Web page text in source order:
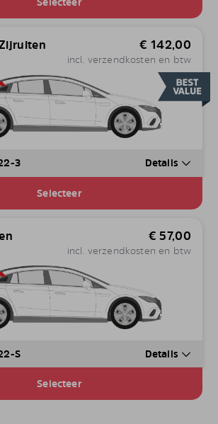
€ 142,00
incl. verzendkosten en btw
3 Details
Selecteer
€ 57,00
incl. verzendkosten en btw
S Details
Selecteer